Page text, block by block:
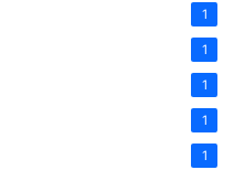
1
1
1
1
1